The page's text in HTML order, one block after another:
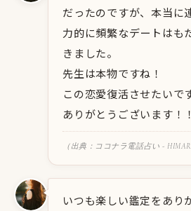
だったのですが、本当に
力的に頻繁なデートはも
きました。
先生は本物ですね！
この恋愛復活させたいです
ありがとうございます！！
（出典：ココナラ電話占い -
いつも楽しい鑑定をあり